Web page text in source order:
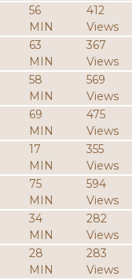
56
MIN
412
Views
63
MIN
367
Views
58
MIN
569
Views
69
MIN
475
Views
17
MIN
355
Views
75
MIN
594
Views
34
MIN
282
Views
28
MIN
283
Views